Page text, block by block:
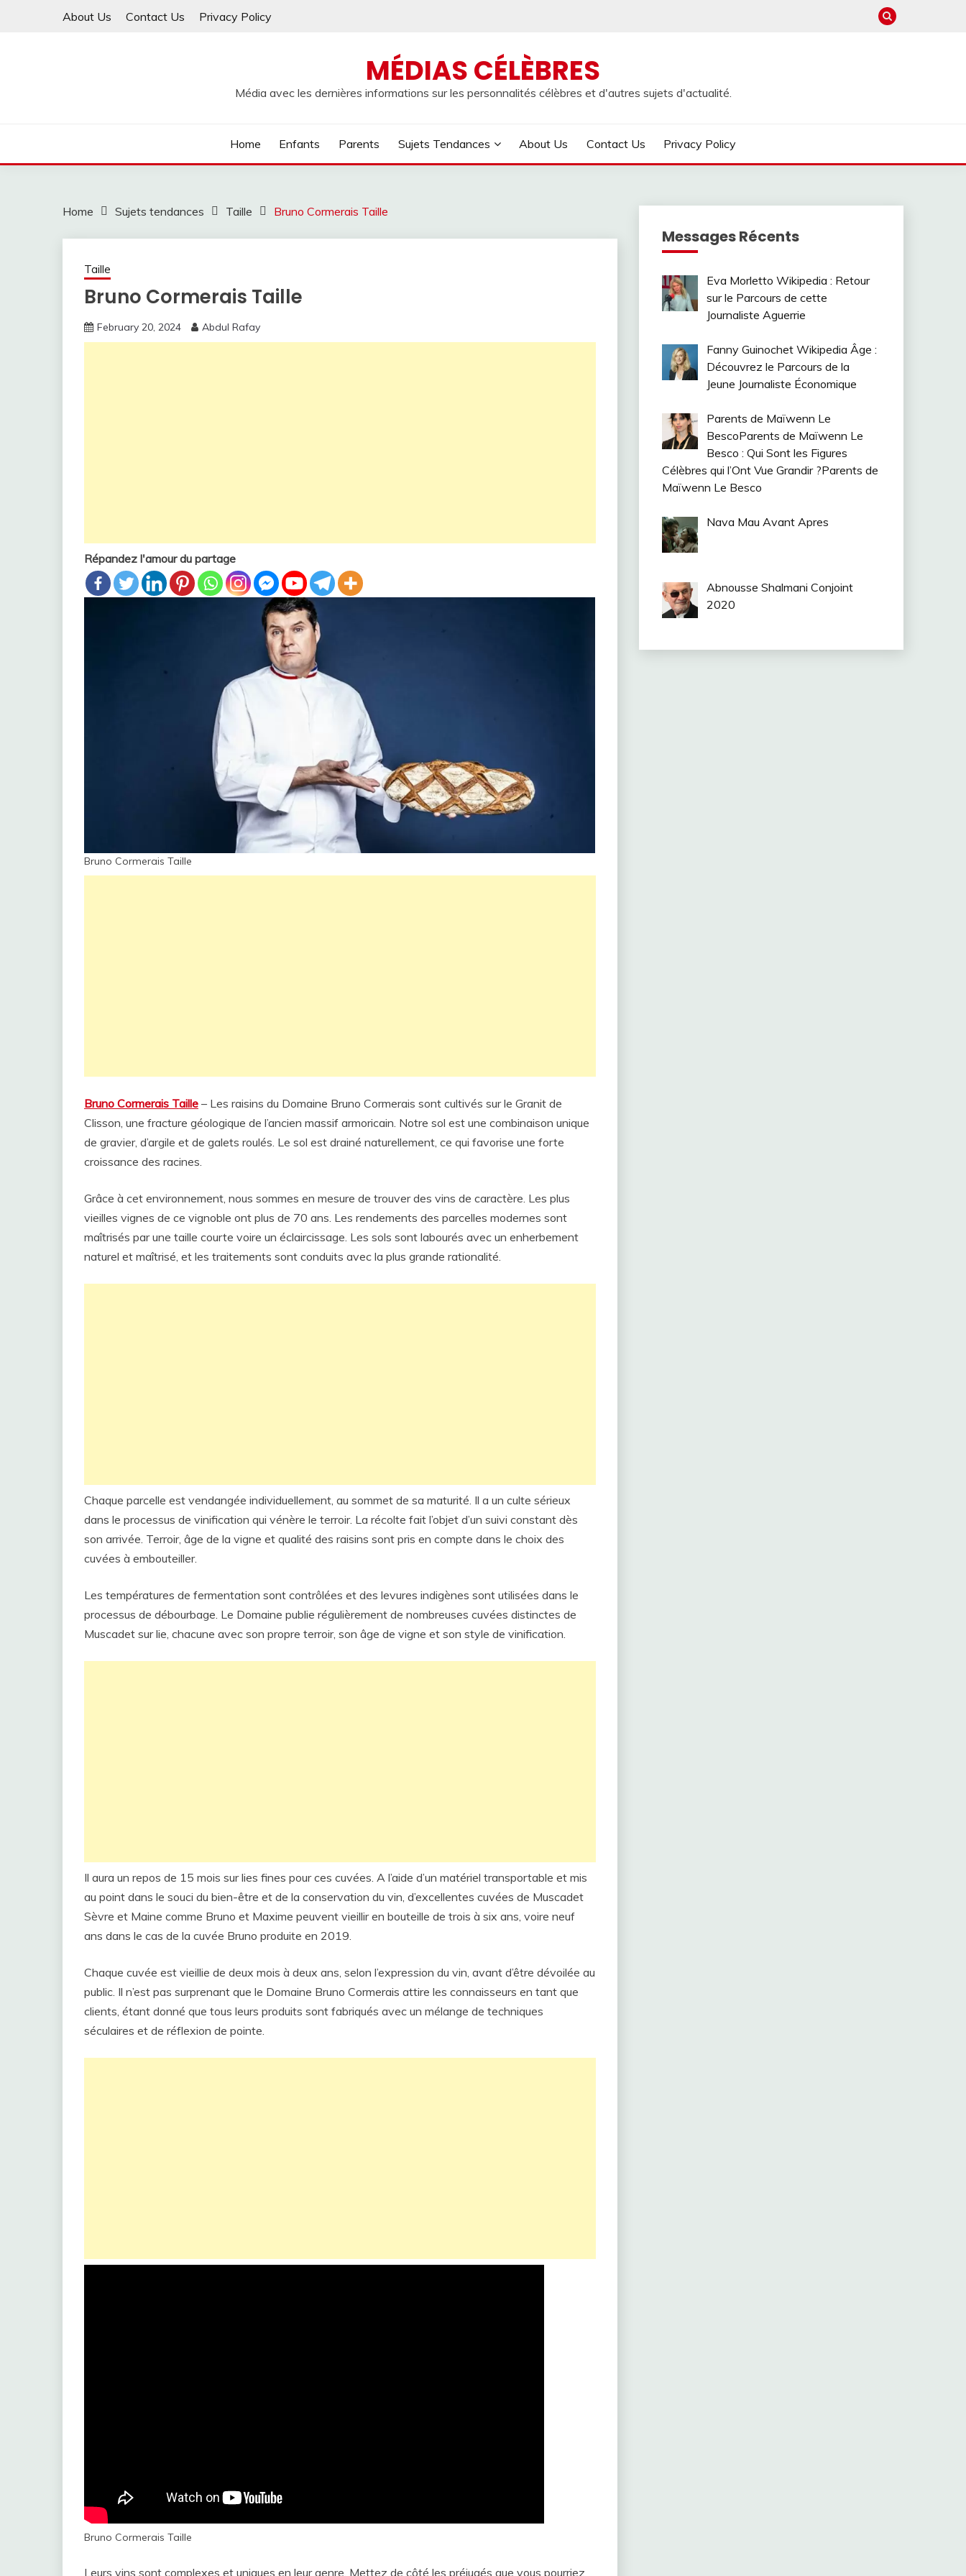
About Us Contact Us Privacy Policy
MÉDIAS CÉLÈBRES
Média avec les dernières informations sur les personnalités célèbres et d'autres sujets d'actualité.
Home Enfants Parents Sujets Tendances About Us Contact Us Privacy Policy
Home Sujets tendances Taille Bruno Cormerais Taille
Taille
Bruno Cormerais Taille
February 20, 2024 Abdul Rafay
Répandez l'amour du partage
Bruno Cormerais Taille
Bruno Cormerais Taille – Les raisins du Domaine Bruno Cormerais sont cultivés sur le Granit de
Clisson, une fracture géologique de l’ancien massif armoricain. Notre sol est une combinaison unique
de gravier, d’argile et de galets roulés. Le sol est drainé naturellement, ce qui favorise une forte
croissance des racines.
Grâce à cet environnement, nous sommes en mesure de trouver des vins de caractère. Les plus
vieilles vignes de ce vignoble ont plus de 70 ans. Les rendements des parcelles modernes sont
maîtrisés par une taille courte voire un éclaircissage. Les sols sont labourés avec un enherbement
naturel et maîtrisé, et les traitements sont conduits avec la plus grande rationalité.
Chaque parcelle est vendangée individuellement, au sommet de sa maturité. Il a un culte sérieux
dans le processus de vinification qui vénère le terroir. La récolte fait l’objet d’un suivi constant dès
son arrivée. Terroir, âge de la vigne et qualité des raisins sont pris en compte dans le choix des
cuvées à embouteiller.
Les températures de fermentation sont contrôlées et des levures indigènes sont utilisées dans le
processus de débourbage. Le Domaine publie régulièrement de nombreuses cuvées distinctes de
Muscadet sur lie, chacune avec son propre terroir, son âge de vigne et son style de vinification.
Il aura un repos de 15 mois sur lies fines pour ces cuvées. A l’aide d’un matériel transportable et mis
au point dans le souci du bien-être et de la conservation du vin, d’excellentes cuvées de Muscadet
Sèvre et Maine comme Bruno et Maxime peuvent vieillir en bouteille de trois à six ans, voire neuf
ans dans le cas de la cuvée Bruno produite en 2019.
Chaque cuvée est vieillie de deux mois à deux ans, selon l’expression du vin, avant d’être dévoilée au
public. Il n’est pas surprenant que le Domaine Bruno Cormerais attire les connaisseurs en tant que
clients, étant donné que tous leurs produits sont fabriqués avec un mélange de techniques
séculaires et de réflexion de pointe.
Bruno Cormerais Taille
Leurs vins sont complexes et uniques en leur genre. Mettez de côté les préjugés que vous pourriez
Messages Récents
Eva Morletto Wikipedia : Retour
sur le Parcours de cette
Journaliste Aguerrie
Fanny Guinochet Wikipedia Âge :
Découvrez le Parcours de la
Jeune Journaliste Économique
Parents de Maïwenn Le
BescoParents de Maïwenn Le
Besco : Qui Sont les Figures
Célèbres qui l’Ont Vue Grandir ?Parents de
Maïwenn Le Besco
Nava Mau Avant Apres
Abnousse Shalmani Conjoint
2020